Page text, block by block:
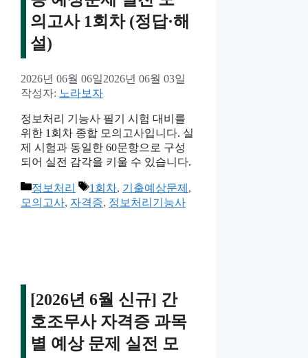
의고사 1회차 (정답·해
설)
2026년 06월 06일2026년 06월 03일
작성자: 노라보자
정보처리 기능사 필기 시험 대비를
위한 1회차 종합 모의고사입니다. 실
제 시험과 동일한 60문항으로 구성
되어 실전 감각을 키울 수 있습니다.
카
테
정보처리
태
그
1회차, 기출예상문제 ,
모의고사, 자격증, 정보처리기능사
[2026년 6월 신규] 간
호조무사 자격증 과목
별 예상 문제 실전 모